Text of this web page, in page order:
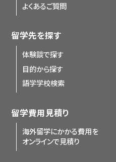
よくあるご質問
留学先を探す
体験談で探す
目的から探す
語学学校検索
留学費用見積り
海外留学にかかる費用を
オンラインで見積り